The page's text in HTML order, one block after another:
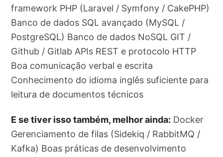
framework PHP (Laravel / Symfony / CakePHP)
Banco de dados SQL avançado (MySQL /
PostgreSQL) Banco de dados NoSQL GIT /
Github / Gitlab APIs REST e protocolo HTTP
Boa comunicação verbal e escrita
Conhecimento do idioma inglês suficiente para
leitura de documentos técnicos
E se tiver isso também, melhor ainda: Docker
Gerenciamento de filas (Sidekiq / RabbitMQ /
Kafka) Boas práticas de desenvolvimento